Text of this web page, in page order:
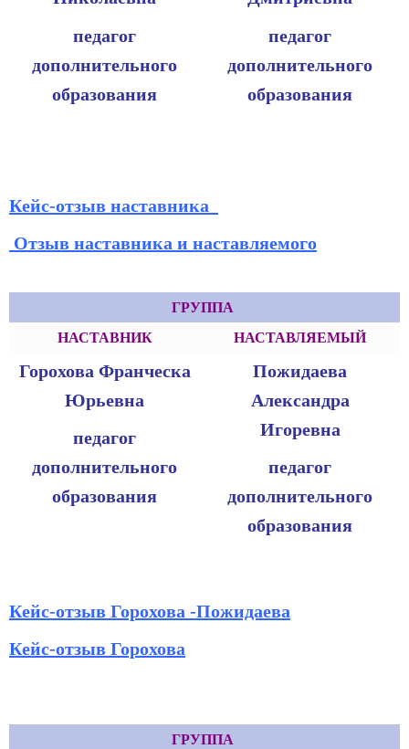
педагог
дополнительного
образования
педагог
дополнительного
образования
Кейс-отзыв наставника
Отзыв наставника и наставляемого
ГРУППА
НАСТАВНИК
НАСТАВЛЯЕМЫЙ
Горохова Франческа
Юрьевна
педагог
дополнительного
образования
Пожидаева
Александра
Игоревна
педагог
дополнительного
образования
Кейс-отзыв Горохова -Пожидаева
Кейс-отзыв Горохова
ГРУППА